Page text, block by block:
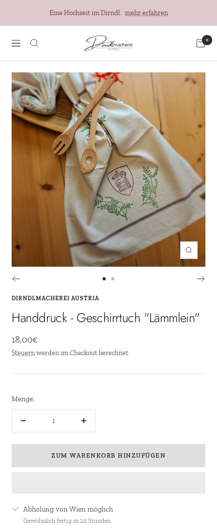
Eine Hochzeit im Dirndl. mehr erfahren
Navigation
Dirndlmacherei
Austria
0
Zoom
gehengehen
DIRNDLMACHEREI AUSTRIA
Handdruck - Geschirrtuch "Lämmlein"
Angebotspreis
18,00€
Steuernwerden im Checkout berechnet
Menge:
Menge
ZUM WARENKORB HINZUFÜGEN
Abholung von Wien möglich
Gewöhnlich fertig in 24 Stunden